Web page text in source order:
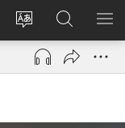
Vaihda
sivuston
kieli
Kirjaudu
(avaa
uuden
ikkunan)
Hae
JW.ORG-
sivustolta